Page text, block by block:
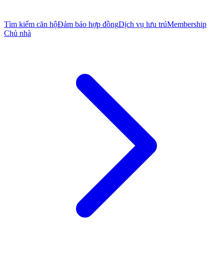
Tìm kiếm căn hộĐảm bảo hợp đồngDịch vụ lưu trúMembership
Chủ nhà